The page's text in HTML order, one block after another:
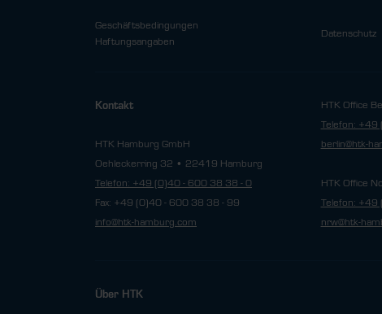
Geschäftsbedingungen
Haftungsangaben
Datenschutz
Kontakt
HTK Hamburg GmbH
Oehleckerring 32 • 22419 Hamburg
Telefon: +49 (0)40 - 600 38 38 - 0
Fax: +49 (0)40 - 600 38 38 - 99
info@htk-hamburg.com
HTK Office
Telefon:
berlin@htk-
HTK Office
Telefon:
nrw@htk-
Über HTK